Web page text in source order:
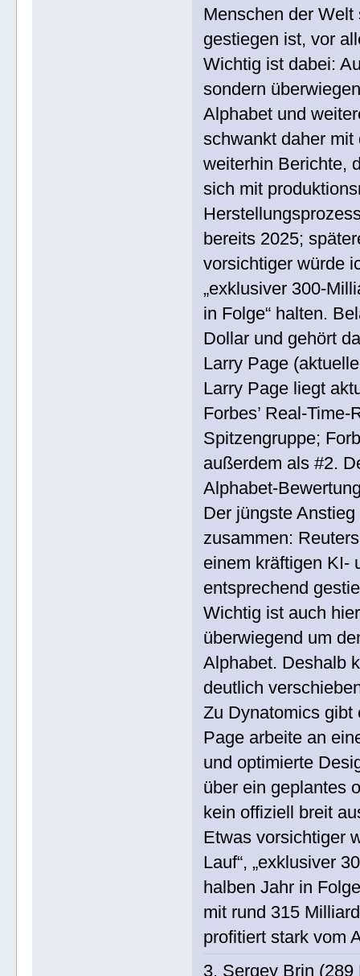
Menschen der
gestiegen ist, vor
Wichtig ist dabei:
sondern
Alphabet und
schwankt daher
weiterhin Berichte,
sich mit
bereits 2025;
vorsichtiger würde
„exklusiver 300-
in Folge“ halten.
Dollar und gehört
Larry Page
Larry Page liegt
Forbes’ Real-
Spitzengruppe;
außerdem als #2.
Alphabet-
Der jüngste
zusammen:
einem kräftigen KI-
entsprechend
Wichtig ist auch
überwiegend um
Alphabet. Deshalb
deutlich
Zu Dynatomics gibt
Page arbeite an
und optimierte
über ein geplantes
kein offiziell breit
Etwas vorsichtiger
Lauf“, „exklusiver
halben Jahr in
mit rund 315
profitiert stark vom
3. Sergey Brin